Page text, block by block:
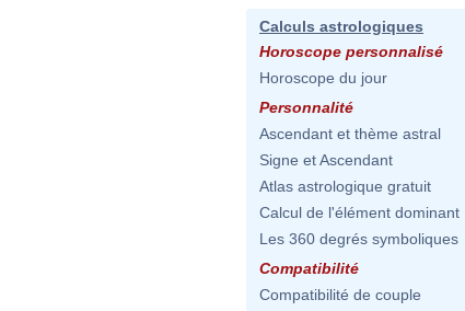
Calculs astrologiques
Horoscope personnalisé
Horoscope du jour
Personnalité
Ascendant et thème astral
Signe et Ascendant
Atlas astrologique gratuit
Calcul de l'élément dominant
Les 360 degrés symboliques
Compatibilité
Compatibilité de couple